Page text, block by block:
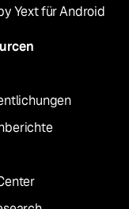
Yext für Android